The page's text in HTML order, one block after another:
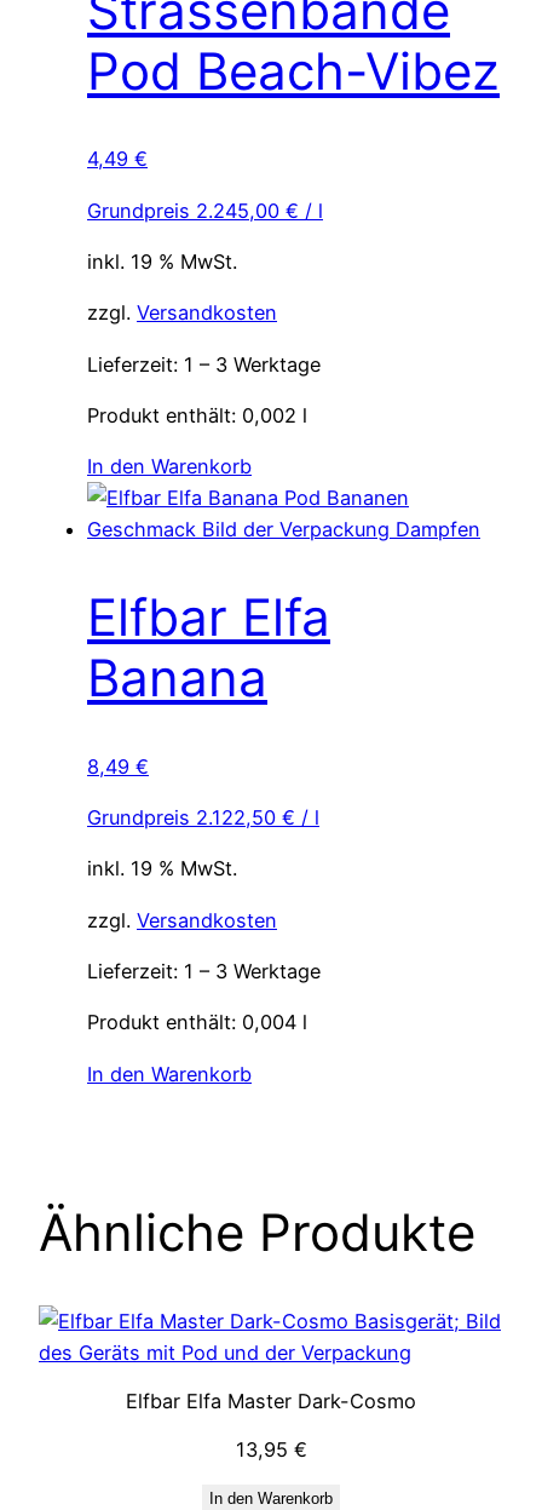
Pod Beach-Vibez
4,49 €
Grundpreis 2.245,00 € / l
inkl. 19 % MwSt.
zzgl. Versandkosten
Lieferzeit: 1 – 3 Werktage
Produkt enthält: 0,002 l
In den Warenkorb
Elfbar Elfa
Banana
8,49 €
Grundpreis 2.122,50 € / l
inkl. 19 % MwSt.
zzgl. Versandkosten
Lieferzeit: 1 – 3 Werktage
Produkt enthält: 0,004 l
In den Warenkorb
Ähnliche Produkte
Elfbar Elfa Master Dark-Cosmo
13,95 €
In den Warenkorb